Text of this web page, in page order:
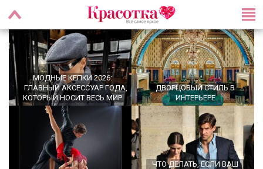
МОДНЫЕ КЕПКИ 2026:
ГЛАВНЫЙ АКСЕССУАР ГОДА,
КОТОРЫЙ НОСИТ ВЕСЬ МИР
ДВОРЦОВЫЙ СТИЛЬ В
ИНТЕРЬЕРЕ
ЧТО ДЕЛАТЬ, ЕСЛИ ВАШ